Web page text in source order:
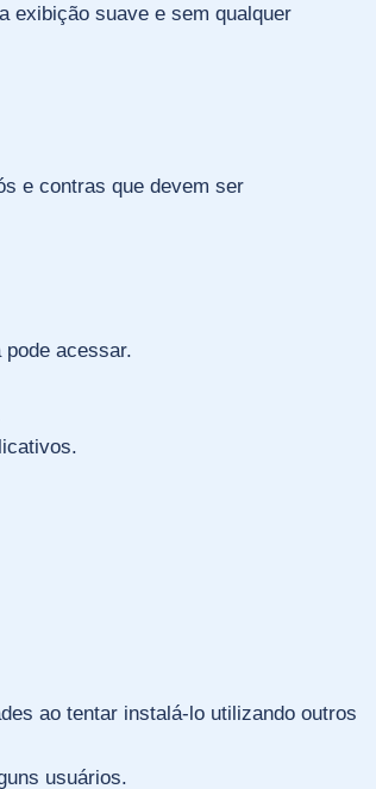
exibição suave e sem qualquer
e contras que devem ser
acessar.
ao tentar instalá-lo utilizando outros
usuários.